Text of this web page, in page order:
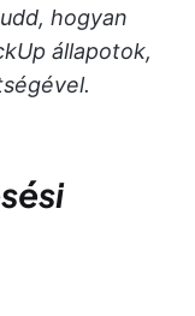
hogyan
állapotok,